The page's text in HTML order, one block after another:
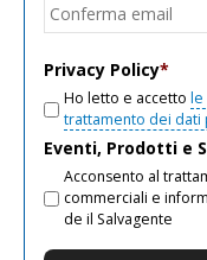
Privacy Policy*
Ho letto e accetto le
trattamento dei dati
Eventi, Prodotti e
Acconsento al
commerciali e
de il Salvagente